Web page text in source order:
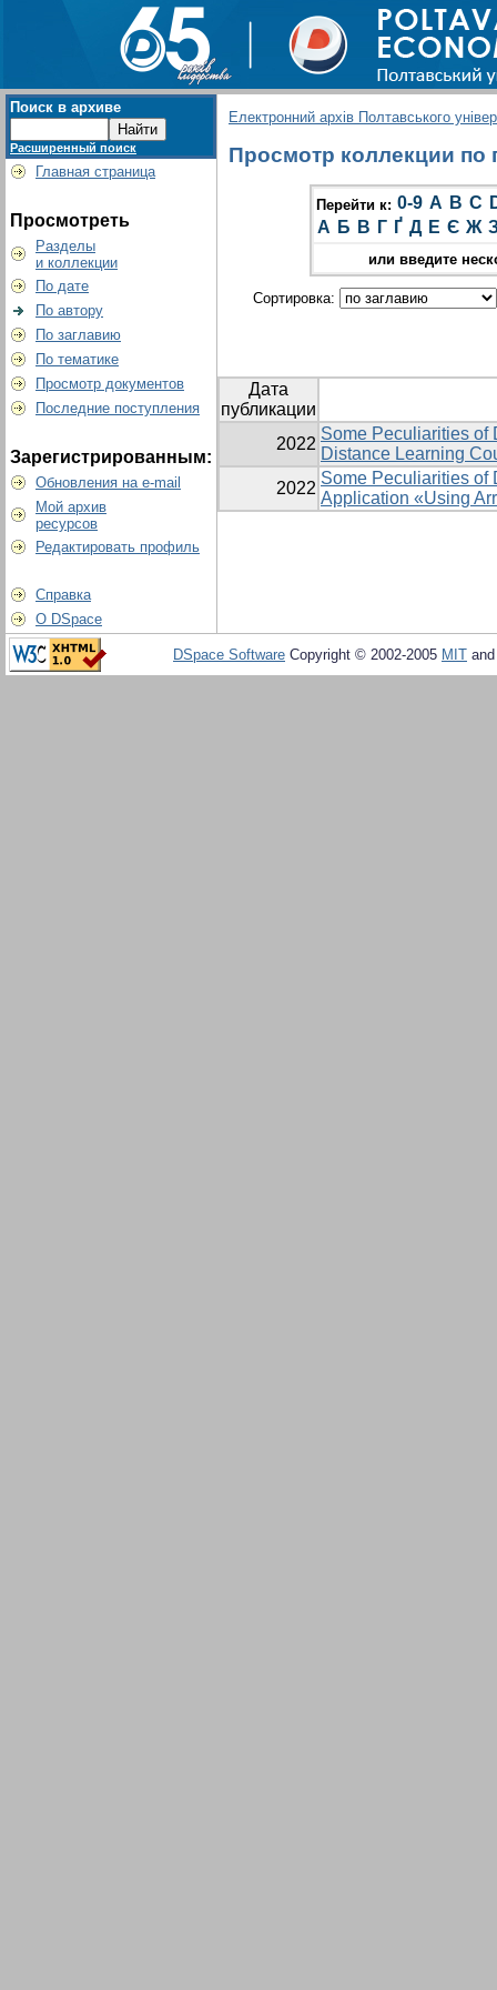
Поиск в архиве
Расширенный поиск
Главная страница
Просмотреть
Разделы
и коллекции
По дате
По автору
По заглавию
По тематике
Просмотр документов
Последние поступления
Зарегистрированным:
Обновления на e-mail
Мой архив
ресурсов
Редактировать профиль
Справка
О DSpace
Електронний архів Полтавського
Просмотр коллекции по
Перейти к: 0-9 A B C
А Б В Г Ґ Д Е Є Ж
или введите
Сортировка:
Дата
публикации
2022
Some Peculiarities of
Distance Learning
2022
Some Peculiarities of
Application «Using
DSpace Software Copyright © 2002-2005 MIT